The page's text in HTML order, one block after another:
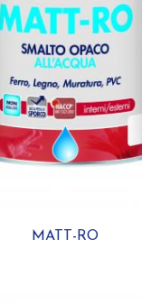
MATT-RO